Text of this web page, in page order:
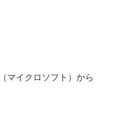
マイクロソフト）から